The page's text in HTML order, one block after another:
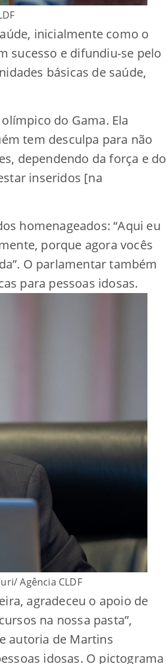
inicialmente como o
sucesso e difundiu-se pelo
básicas de saúde,
do Gama. Ela
tem desculpa para não
dependendo da força e do
inseridos [na
homenageados: “Aqui eu
porque agora vocês
O parlamentar também
para pessoas idosas.
Agência CLDF
agradeceu o apoio de
na nossa pasta”,
autoria de Martins
idosas. O pictograma